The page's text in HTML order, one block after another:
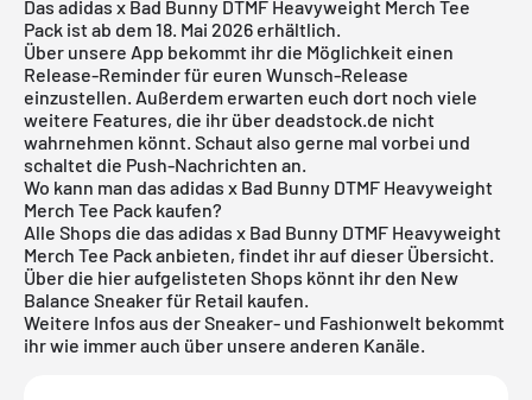
Das adidas x Bad Bunny DTMF Heavyweight Merch Tee
Pack ist ab dem 18. Mai 2026 erhältlich.
Über unsere App bekommt ihr die Möglichkeit einen
Release-Reminder für euren Wunsch-Release
einzustellen. Außerdem erwarten euch dort noch viele
weitere Features, die ihr über deadstock.de nicht
wahrnehmen könnt. Schaut also gerne mal vorbei und
schaltet die Push-Nachrichten an.
Wo kann man das adidas x Bad Bunny DTMF Heavyweight
Merch Tee Pack kaufen?
Alle Shops die das adidas x Bad Bunny DTMF Heavyweight
Merch Tee Pack anbieten, findet ihr auf dieser Übersicht.
Über die hier aufgelisteten Shops könnt ihr den New
Balance Sneaker für Retail kaufen.
Weitere Infos aus der Sneaker- und Fashionwelt bekommt
ihr wie immer auch über unsere anderen Kanäle.